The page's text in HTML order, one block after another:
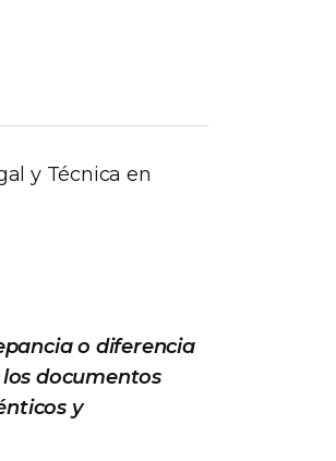
y Técnica en
o diferencia
documentos
y